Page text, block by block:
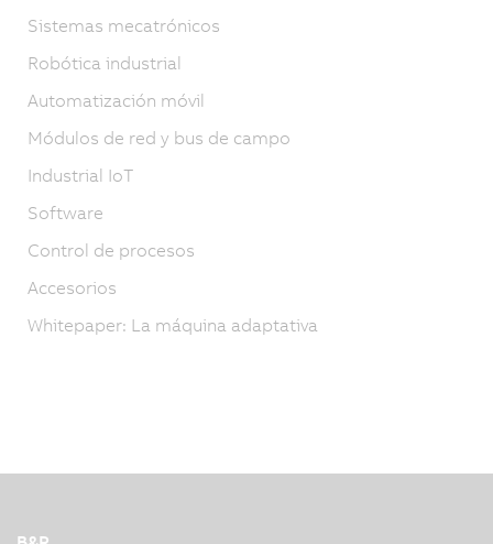
Sistemas mecatrónicos
Robótica industrial
Automatización móvil
Módulos de red y bus de campo
Industrial IoT
Software
Control de procesos
Accesorios
Whitepaper: La máquina adaptativa